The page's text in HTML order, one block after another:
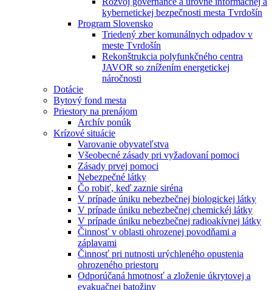
kybernetickej bezpečnosti mesta Tvrdošín
Program Slovensko
Triedený zber komunálnych odpadov v
meste Tvrdošín
Rekonštrukcia polyfunkčného centra
JAVOR so znížením energetickej
náročnosti
Dotácie
Bytový fond mesta
Priestory na prenájom
Archív ponúk
Krízové situácie
Varovanie obyvateľstva
Všeobecné zásady pri vyžadovaní pomoci
Zásady prvej pomoci
Nebezpečné látky
Čo robiť, keď zaznie siréna
V prípade úniku nebezbečnej biologickej látky
V prípade úniku nebezbečnej chemickéj látky
V prípade úniku nebezbečnej radioakívnej látky
Činnosť v oblasti ohrozenej povodňami a
záplavami
Činnosť pri nutnosti urýchleného opustenia
ohrozeného priestoru
Odporúčaná hmotnosť a zloženie úkrytovej a
evakuačnej batožiny